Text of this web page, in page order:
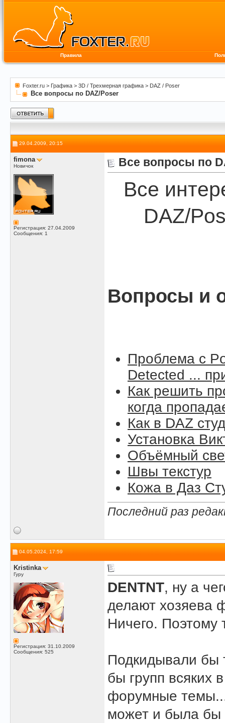
Правила
Foxter.ru > Графика > 3D / Трехмерная графика > DAZ / Poser
Все вопросы по DAZ/Poser
29.04.2009, 20:15
fimona
Новичок
Регистрация: 27.04.2009
Сообщения: 1
Все вопросы по
Все
DAZ/
Вопросы и
Проблема с
Detected ...
Как решить
когда
Как в DAZ
Установка
Объёмный
Швы текстур
Кожа в Даз
Последний раз
04.05.2024, 17:59
Kristinka
Гуру
Регистрация: 31.10.2009
Сообщения: 525
DENTNT, ну а
делают хозяева
Ничего. Поэтому
Подкидывали бы
бы групп всяких
форумные
может и была бы